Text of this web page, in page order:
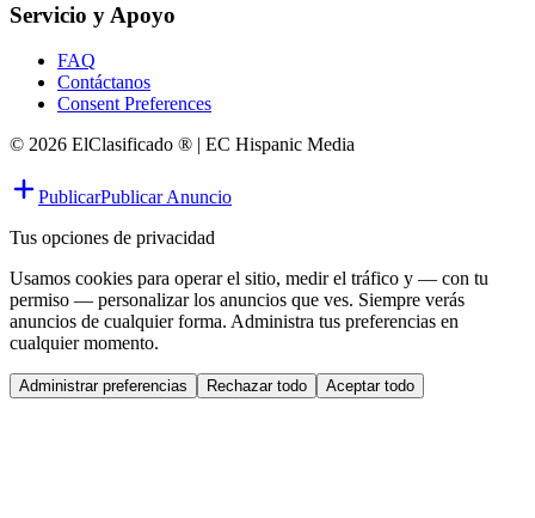
Servicio y Apoyo
FAQ
Contáctanos
Consent Preferences
© 2026 ElClasificado ® | EC Hispanic Media
PublicarPublicar Anuncio
Tus opciones de privacidad
Usamos cookies para operar el sitio, medir el tráfico y — con tu
permiso — personalizar los anuncios que ves. Siempre verás
anuncios de cualquier forma. Administra tus preferencias en
cualquier momento.
Administrar preferencias Rechazar todo Aceptar todo